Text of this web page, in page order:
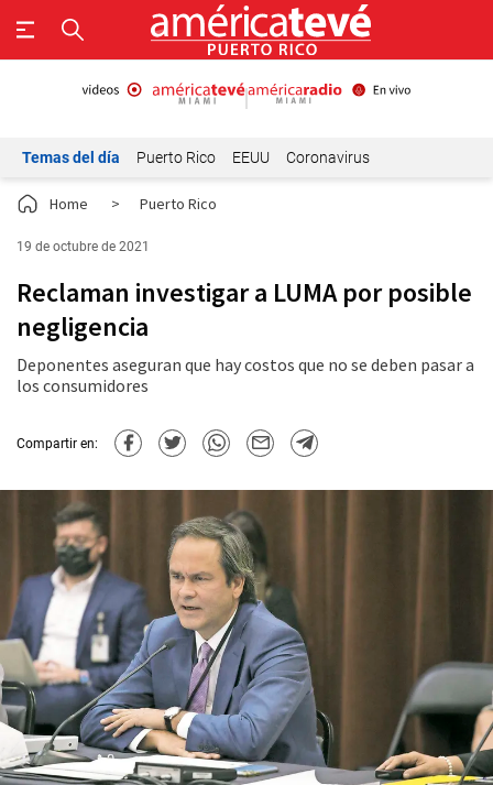
Temas del día Puerto Rico EEUU Coronavirus
Home > Puerto Rico
19 de octubre de 2021
Reclaman investigar a LUMA por posible
negligencia
Deponentes aseguran que hay costos que no se deben pasar a
los consumidores
Compartir en: